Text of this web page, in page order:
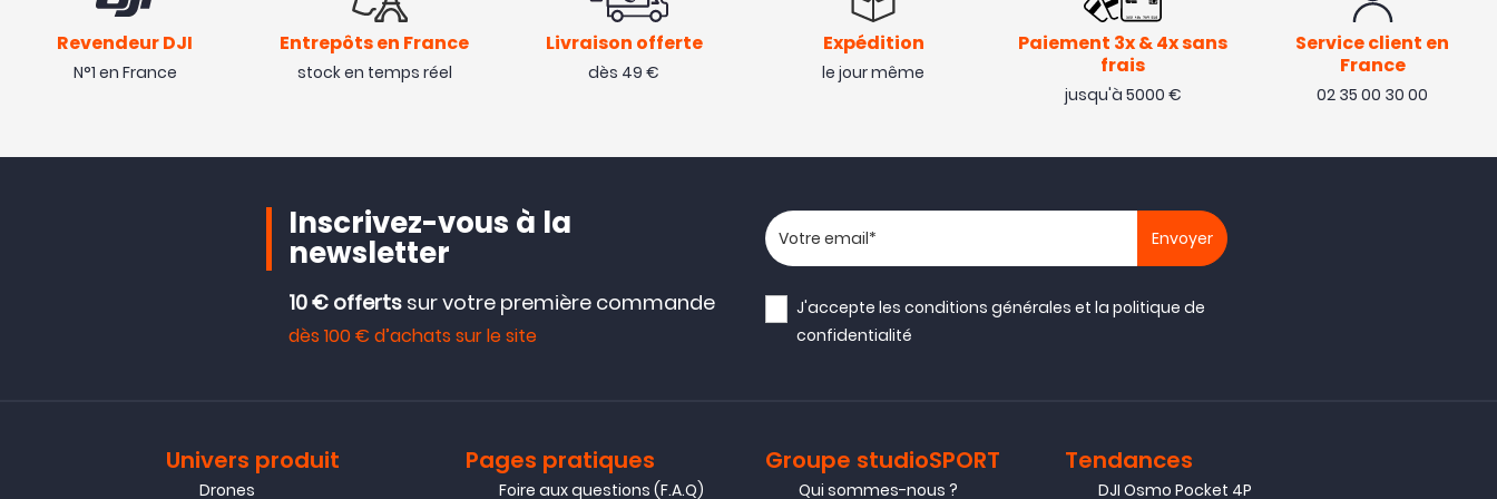
Revendeur DJI
N°1 en France
Entrepôts en France
stock en temps réel
Livraison offerte
dès 49 €
Expédition
le jour même
Paiement 3x & 4x sans
frais
jusqu'à 5000 €
Service client en
France
02 35 00 30 00
Inscrivez-vous à la
newsletter
10 € offerts sur votre première commande
dès 100 € d’achats sur le site
Votre adresse email
J'accepte lesconditions générales et lapolitique de
confidentialité
Univers produit
Drones
Pages pratiques
Foire aux questions (F.A.Q)
Groupe studioSPORT
Qui sommes-nous ?
Tendances
DJI Osmo Pocket 4P